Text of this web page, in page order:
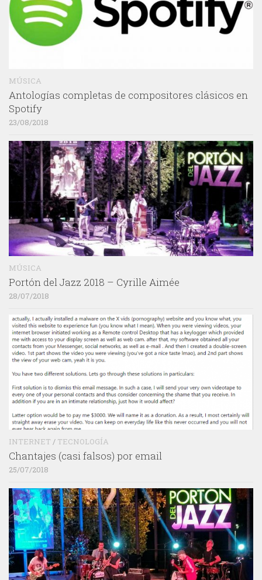
MÚSICA
Antologías completas de compositores clásicos en
Spotify
23/08/2018
MÚSICA
Portón del Jazz 2018 – Cyrille Aimée
28/07/2018
INTERNET / TECNOLOGÍA
Chantajes (casi falsos) por email
25/07/2018